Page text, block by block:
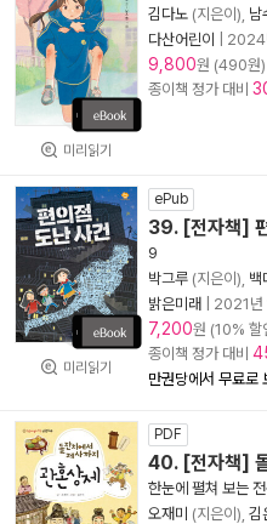
미리읽기
김다노 (지은이), 남
다산어린이
2024
9,800원 (490원)
종이책 정가 대비
미리읽기
ePub
39. [전자책]
9
박그루 (지은이), 백
밝은미래
2021년
7,200원 (10%
종이책 정가 대비
만권당에서 무료로
PDF
40. [전자책]
한눈에 펼쳐 보는
오재미 (지은이), 김